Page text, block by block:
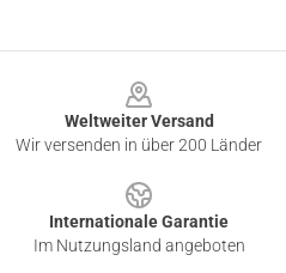
Weltweiter Versand
Wir versenden in über 200 Länder
Internationale Garantie
Im Nutzungsland angeboten